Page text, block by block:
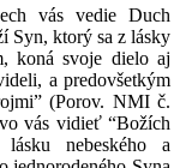
vás vedie Duch
Syn, ktorý sa z lásky
koná svoje dielo aj
a predovšetkým
(Porov. NMI č.
vás vidieť “Božích
nebeského a